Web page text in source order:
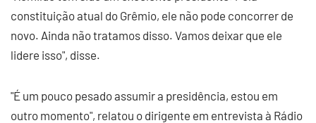
constituição atual do Grêmio, ele não pode concorrer de
novo. Ainda não tratamos disso. Vamos deixar que ele
lidere isso", disse.
"É um pouco pesado assumir a presidência, estou em
outro momento", relatou o dirigente em entrevista à Rádio